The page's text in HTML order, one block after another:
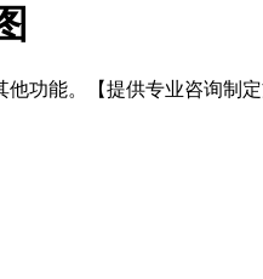
功能。【提供专业咨询